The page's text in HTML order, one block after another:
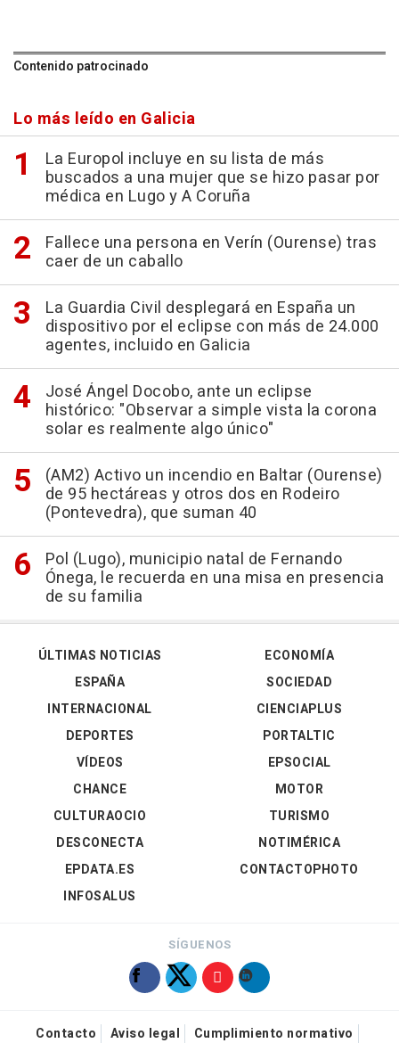
Contenido patrocinado
Lo más leído en Galicia
La Europol incluye en su lista de más
buscados a una mujer que se hizo pasar por
médica en Lugo y A Coruña
Fallece una persona en Verín (Ourense) tras
caer de un caballo
La Guardia Civil desplegará en España un
dispositivo por el eclipse con más de 24.000
agentes, incluido en Galicia
José Ángel Docobo, ante un eclipse
histórico: "Observar a simple vista la corona
solar es realmente algo único"
(AM2) Activo un incendio en Baltar (Ourense)
de 95 hectáreas y otros dos en Rodeiro
(Pontevedra), que suman 40
Pol (Lugo), municipio natal de Fernando
Ónega, le recuerda en una misa en presencia
de su familia
ÚLTIMAS NOTICIAS
ESPAÑA
INTERNACIONAL
DEPORTES
VÍDEOS
ECONOMÍA
SOCIEDAD
CIENCIAPLUS
PORTALTIC
EPSOCIAL
CHANCE
CULTURAOCIO
DESCONECTA
EPDATA.ES
INFOSALUS
MOTOR
TURISMO
NOTIMÉRICA
CONTACTOPHOTO
SÍGUENOS
Contacto Aviso legal Cumplimiento normativo